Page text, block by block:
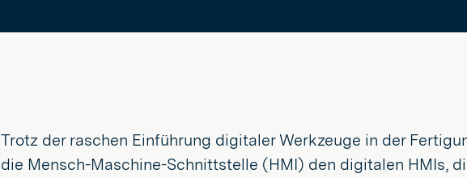
Trotz der raschen Einführung digitaler Werkzeuge in der
die Mensch-Maschine-Schnittstelle (HMI) den digitalen HMIs,